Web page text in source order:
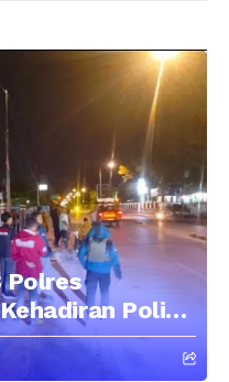
Polres
Polisi
Situasi
dan Kondusif